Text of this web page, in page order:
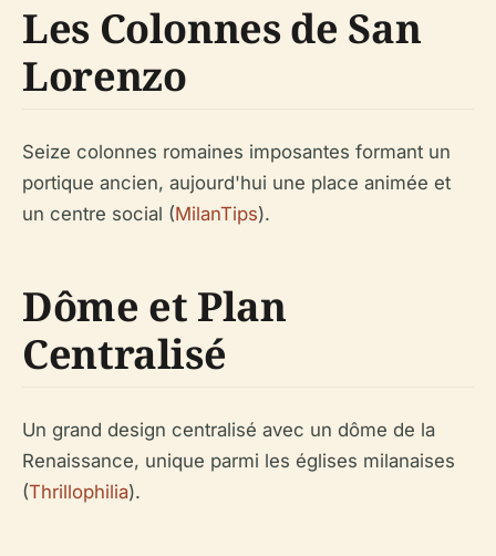
Les Colonnes de San
Lorenzo
Seize colonnes romaines imposantes formant un
portique ancien, aujourd'hui une place animée et
un centre social (MilanTips).
Dôme et Plan
Centralisé
Un grand design centralisé avec un dôme de la
Renaissance, unique parmi les églises milanaises
(Thrillophilia).